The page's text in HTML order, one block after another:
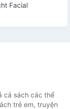
Facial
cả sách các thể
trẻ em, truyện